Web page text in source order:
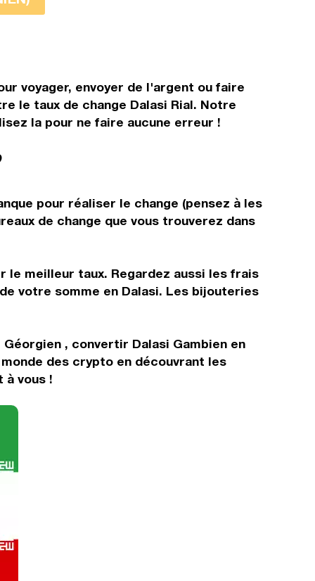
voyager, envoyer de l'argent ou faire
le taux de change Dalasi Rial. Notre
la pour ne faire aucune erreur !
pour réaliser le change (pensez à les
de change que vous trouverez dans
le meilleur taux. Regardez aussi les frais
votre somme en Dalasi. Les bijouteries
, convertir Dalasi Gambien en
des crypto en découvrant les
à vous !